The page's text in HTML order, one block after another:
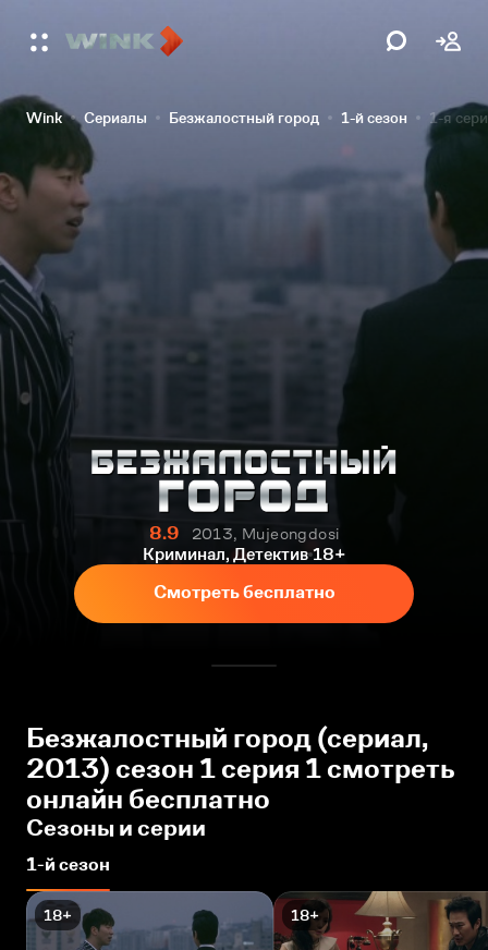
Wink Сериалы Безжалостный город 1-й сезон 1-я
8.9
2013, Mujeongdosi
Криминал, Детектив 18+
Смотреть бесплатно
Безжалостный город (сериал,
2013) сезон 1 серия 1 смотреть
онлайн бесплатно
Сезоны и серии
1-й сезон
18+ 18+